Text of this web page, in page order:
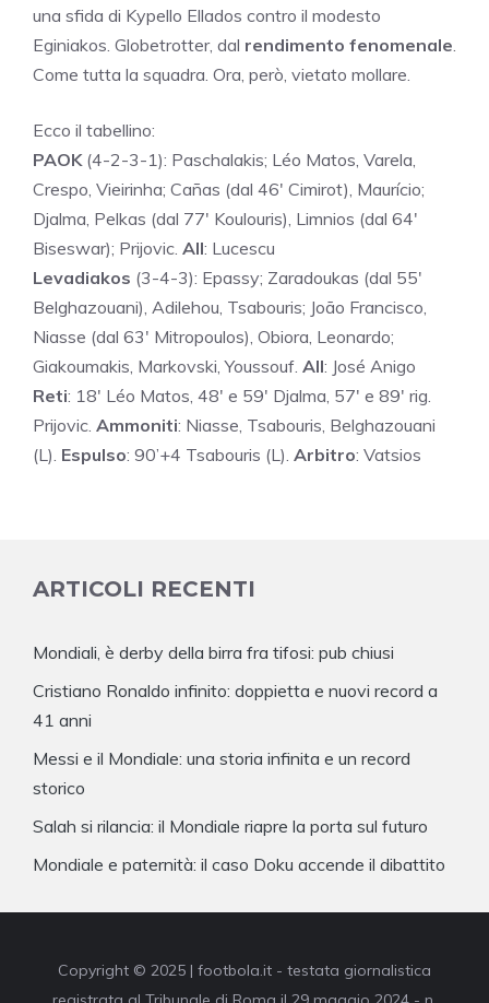
una sfida di Kypello Ellados contro il modesto
Eginiakos. Globetrotter, dal rendimento fenomenale.
Come tutta la squadra. Ora, però, vietato mollare.
Ecco il tabellino:
PAOK(4-2-3-1): Paschalakis; Léo Matos, Varela,
Crespo, Vieirinha; Cañas (dal 46′ Cimirot), Maurício;
Djalma, Pelkas (dal 77′ Koulouris), Limnios (dal 64′
Biseswar); Prijovic. All: Lucescu
Levadiakos (3-4-3): Epassy; Zaradoukas (dal 55′
Belghazouani), Adilehou, Tsabouris; João Francisco,
Niasse (dal 63′ Mitropoulos), Obiora, Leonardo;
Giakoumakis, Markovski, Youssouf. All: José Anigo
Reti: 18′ Léo Matos, 48′ e 59′ Djalma, 57′ e 89′ rig.
Prijovic. Ammoniti: Niasse, Tsabouris, Belghazouani
(L). Espulso: 90’+4 Tsabouris (L). Arbitro: Vatsios
ARTICOLI RECENTI
Mondiali, è derby della birra fra tifosi: pub chiusi
Cristiano Ronaldo infinito: doppietta e nuovi record a
41 anni
Messi e il Mondiale: una storia infinita e un record
storico
Salah si rilancia: il Mondiale riapre la porta sul futuro
Mondiale e paternità: il caso Doku accende il dibattito
Copyright © 2025 | footbola.it - testata giornalistica